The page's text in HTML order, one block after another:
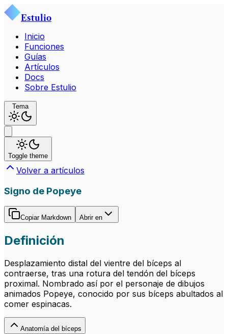
Estulio
Inicio
Funciones
Guías
Artículos
Docs
Sobre Estulio
Tema
Toggle theme
Volver a artículos
Signo de Popeye
Copiar Markdown Abrir en
Definición
Desplazamiento distal del vientre del bíceps al
contraerse, tras una rotura del tendón del bíceps
proximal. Nombrado así por el personaje de dibujos
animados Popeye, conocido por sus bíceps abultados al
comer espinacas.
Anatomía del bíceps